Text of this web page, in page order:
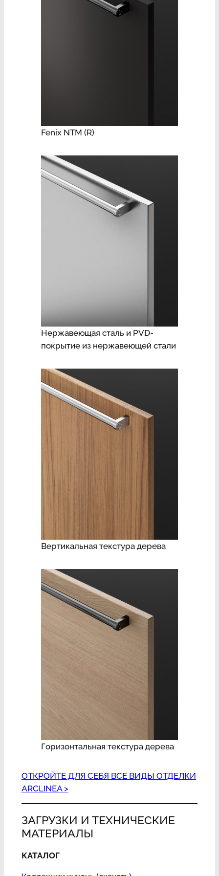
Fenix NTM (R)
Нержавеющая сталь и PVD-
покрытие из нержавеющей стали
Вертикальная текстура дерева
Горизонтальная текстура дерева
ОТКРОЙТЕ ДЛЯ СЕБЯ ВСЕ ВИДЫ ОТДЕЛКИ
ARCLINEA >
ЗАГРУЗКИ И ТЕХНИЧЕСКИЕ
МАТЕРИАЛЫ
КАТАЛОГ